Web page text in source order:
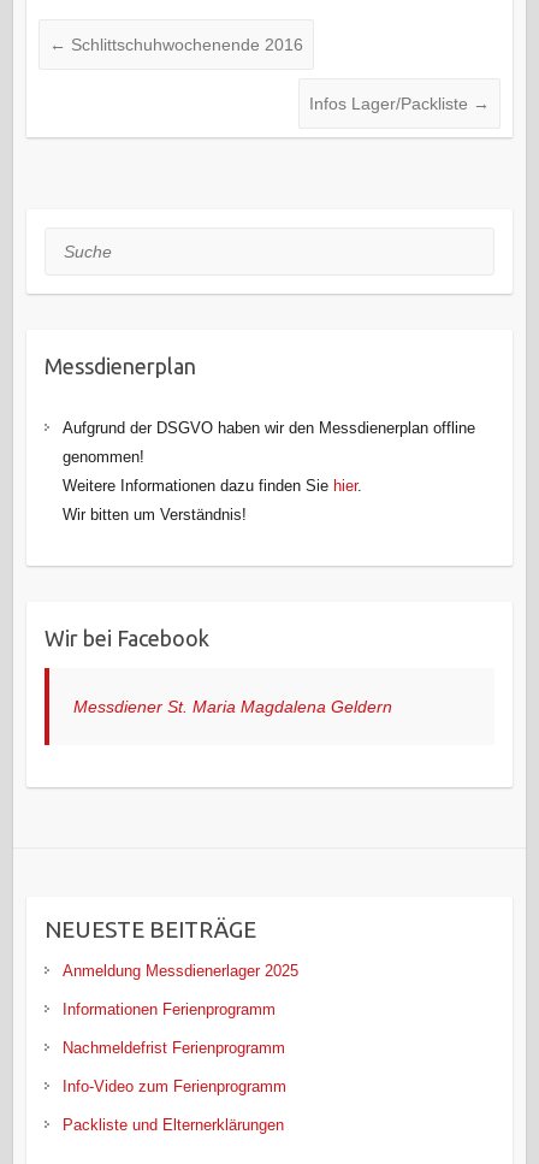
← Schlittschuhwochenende 2016
Infos Lager/Packliste →
Suche
Messdienerplan
Aufgrund der DSGVO haben wir den Messdienerplan offline
genommen!
Weitere Informationen dazu finden Sie hier.
Wir bitten um Verständnis!
Wir bei Facebook
Messdiener St. Maria Magdalena Geldern
NEUESTE BEITRÄGE
Anmeldung Messdienerlager 2025
Informationen Ferienprogramm
Nachmeldefrist Ferienprogramm
Info-Video zum Ferienprogramm
Packliste und Elternerklärungen